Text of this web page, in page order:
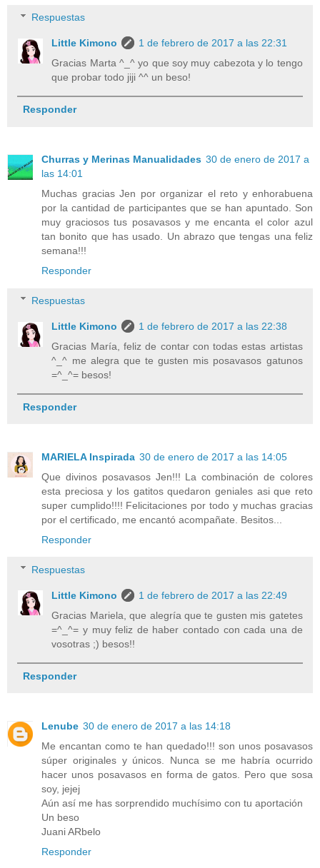
Respuestas
Little Kimono
1 de febrero de 2017 a las 22:31
Gracias Marta ^_^ yo que soy muy cabezota y lo tengo
que probar todo jiji ^^ un beso!
Responder
Churras y Merinas Manualidades 30 de enero de 2017 a
las 14:01
Muchas gracias Jen por organizar el reto y enhorabuena
por la cantidad de participantes que se han apuntado. Son
muy graciosos tus posavasos y me encanta el color azul
tan bonito que has usado. Un abrazo que tengas una feliz
semana!!!
Responder
Respuestas
Little Kimono
1 de febrero de 2017 a las 22:38
Gracias María, feliz de contar con todas estas artistas
^_^ me alegra que te gusten mis posavasos gatunos
=^_^= besos!
Responder
MARIELA Inspirada 30 de enero de 2017 a las 14:05
Que divinos posavasos Jen!!! La combinación de colores
esta preciosa y los gatitos quedaron geniales asi que reto
super cumplido!!!! Felicitaciones por todo y muchas gracias
por el certificado, me encantó acompañate. Besitos...
Responder
Respuestas
Little Kimono
1 de febrero de 2017 a las 22:49
Gracias Mariela, que alegría que te gusten mis gatetes
=^_^= y muy feliz de haber contado con cada una de
vosotras ;) besos!!
Responder
Lenube 30 de enero de 2017 a las 14:18
Me encantan como te han quedado!!! son unos posavasos
súper originales y únicos. Nunca se me habría ocurrido
hacer unos posavasos en forma de gatos. Pero que sosa
soy, jejej
Aún así me has sorprendido muchísimo con tu aportación
Un beso
Juani ARbelo
Responder